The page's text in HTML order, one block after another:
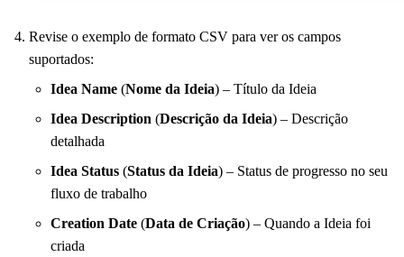
Revise o exemplo de formato CSV para ver os campos
suportados:
Idea Name (Nome da Ideia) – Título da Ideia
Idea Description (Descrição da Ideia) – Descrição
detalhada
Idea Status (Status da Ideia) – Status de progresso no seu
fluxo de trabalho
Creation Date (Data de Criação) – Quando a Ideia foi
criada